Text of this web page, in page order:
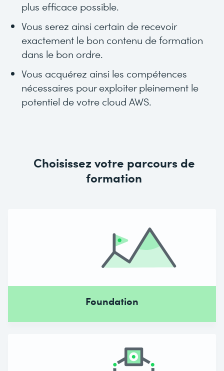
plus efficace possible.
Vous serez ainsi certain de recevoir
exactement le bon contenu de formation
dans le bon ordre.
Vous acquérez ainsi les compétences
nécessaires pour exploiter pleinement le
potentiel de votre cloud AWS.
Choisissez votre parcours de
formation
Foundation